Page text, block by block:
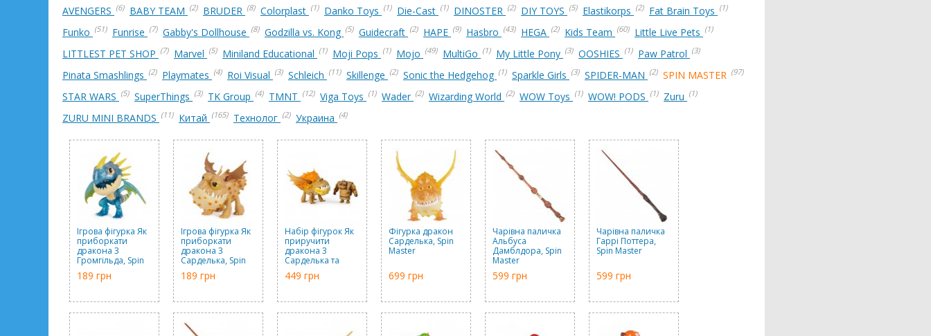
AVENGERS (6) BABY TEAM (2) BRUDER (8) Colorplast (1) Danko Toys (1) Die-Cast (1) DINOSTER (2) DIY TOYS (5) Elastikorps (2) Fat Brain Toys (1)
Funko (51) Funrise (7) Gabby's Dollhouse (8) Godzilla vs. Kong (5) Guidecraft (2) HAPE (9) Hasbro (43) HEGA (2) Kids Team (60) Little Live Pets (1)
LITTLEST PET SHOP (7) Marvel (5) Miniland Educational (1) Moji Pops (1) Mojo (49) MultiGo (1) My Little Pony (3) OOSHIES (1) Paw Patrol (3)
Pinata Smashlings (2) Playmates (4) Roi Visual (3) Schleich (11) Skillenge (2) Sonic the Hedgehog (1) Sparkle Girls (3) SPIDER-MAN (2) SPIN MASTER (97)
STAR WARS (5) SuperThings (3) TK Group (4) TMNT (12) Viga Toys (1) Wader (2) Wizarding World (2) WOW Toys (1) WOW! PODS (1) Zuru (1)
ZURU MINI BRANDS (11) Китай (165) Технолог (2) Украина (4)
Ігрова фігурка Як
приборкати
дракона 3
Громгільда, Spin
Master
189 грн
Ігрова фігурка Як
приборкати
дракона 3
Сарделька, Spin
Master
189 грн
Набір фігурок Як
приручити
дракона 3
Сарделька та
вершник Рибоніг,
Spin Master
449 грн
Фігурка дракон
Сарделька, Spin
Master
699 грн
Чарівна паличка
Альбуса
Дамблдора, Spin
Master
599 грн
Чарівна паличка
Гаррі Поттера,
Spin Master
599 грн